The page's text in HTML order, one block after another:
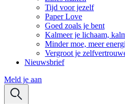
Tijd voor jezelf
Paper Love
Goed zoals je bent
Kalmeer je lichaam,
Minder moe, meer
Vergroot je
Nieuwsbrief
Meld je aan